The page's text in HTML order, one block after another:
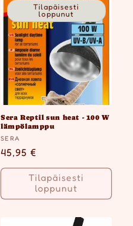
Tilapäisesti
loppunut
Sera Reptil sun heat - 100 W
lämpölamppu
Myyjä:
SERA
Normaalihinta
45,95 €
Tilapäisesti
loppunut